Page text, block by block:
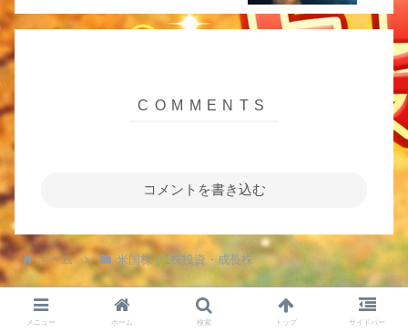
コメントを書き込む
ホーム 米国株｜1株投資・成長株
メニュー ホーム 検索 トップ サイドバー